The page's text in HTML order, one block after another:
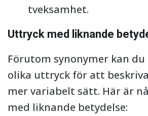
tveksamhet.
Uttryck med liknande
Förutom synonymer kan du
olika uttryck för att
mer variabelt sätt. Här är
med liknande betydelse: